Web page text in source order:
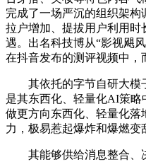
完成了一场严沉的组织架构
拉户增加、提拔用户利用
遇。出名科技博从“影视飓
在抖音发布的测评视频中，
其依托的字节自研大模
是其东西化、轻量化AI策
做更方向东西化、轻量化
力，极易惹起爆炸和爆燃变
其能够供给消息整合、